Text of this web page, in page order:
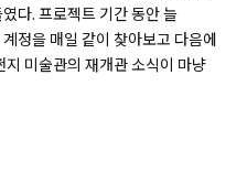
다. 프로젝트 기간 동안 늘
정을 매일 같이 찾아보고 다음에
미술관의 재개관 소식이 마냥